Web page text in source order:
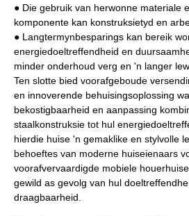
● Die gebruik van herwonne materiale
komponente kan konstruksietyd en
● Langtermynbesparings kan bereik
energiedoeltreffendheid en
minder onderhoud verg en 'n langer
Ten slotte bied voorafgeboude
en innoverende behuisingsoplossing
bekostigbaarheid en aanpassing
staalkonstruksie tot hul
hierdie huise 'n gemaklike en stylvolle
behoeftes van moderne huiseienaars
voorafvervaardigde mobiele
gewild as gevolg van hul
draagbaarheid.